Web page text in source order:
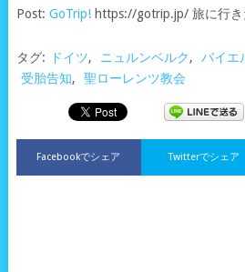
Post: GoTrip!https://gotrip.jp/ 旅に行き
タグ: ドイツ, ニュルンベルク, バイエ
受胎告知, 聖ローレンツ教会
Facebookでシェア Twitterでシェア